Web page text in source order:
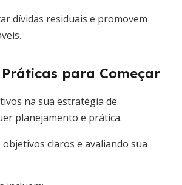
dívidas residuais e promovem
para Começar
na sua estratégia de
planejamento e prática.
claros e avaliando sua